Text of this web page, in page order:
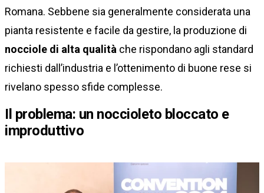
Romana. Sebbene sia generalmente considerata una
pianta resistente e facile da gestire, la produzione di
nocciole di alta qualità che rispondano agli standard
richiesti dall’industria e l’ottenimento di buone rese si
rivelano spesso sfide complesse.
Il problema: un noccioleto bloccato e
improduttivo